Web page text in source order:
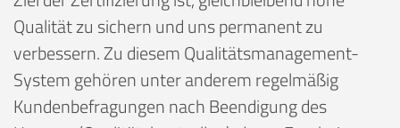
Qualität zu sichern und uns permanent zu
verbessern. Zu diesem Qualitätsmanagement-
System gehören unter anderem regelmäßig
Kundenbefragungen nach Beendigung des